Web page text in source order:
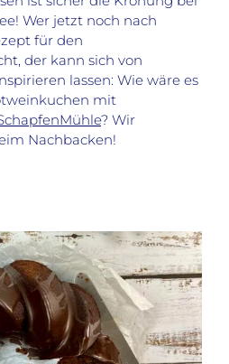
Wer jetzt noch nach
für den
der kann sich von
lassen: Wie wäre es
mit
? Wir
Nachbacken!